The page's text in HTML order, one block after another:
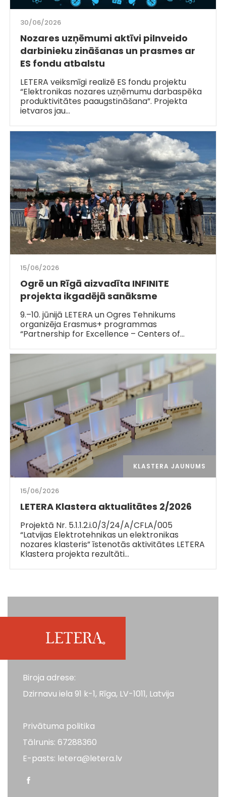
30/06/2026
Nozares uzņēmumi aktīvi pilnveido
darbinieku zināšanas un prasmes ar
ES fondu atbalstu
LETERA veiksmīgi realizē ES fondu projektu
“Elektronikas nozares uzņēmumu darbaspēka
produktivitātes paaugstināšana”. Projekta
ietvaros jau…
15/06/2026
Ogrē un Rīgā aizvadīta INFINITE
projekta ikgadējā sanāksme
9.–10. jūnijā LETERA un Ogres Tehnikums
organizēja Erasmus+ programmas
“Partnership for Excellence – Centers of…
KLASTERA JAUNUMS
15/06/2026
LETERA Klastera aktualitātes 2/2026
Projektā Nr. 5.1.1.2.i.0/3/24/A/CFLA/005
“Latvijas Elektrotehnikas un elektronikas
nozares klasteris” īstenotās aktivitātes LETERA
Klastera projekta rezultāti…
Biroja adrese:
Dzirnavu iela 91 k-1, Rīga, LV-1011, Latvija
Privātuma politika
Tālrunis: 67288360
E-pasts: letera@letera.lv